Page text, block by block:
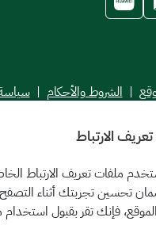
| الشروط والأحكام |
محفوظة للجامعة السعودية
الارتباط
ملفات تعريف الارتباط
تحسين تجربتك أثناء
فإنك تقر بقبول